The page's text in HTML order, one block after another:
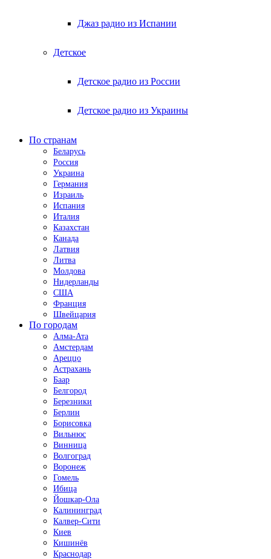
Джаз радио из Испании
Детское
Детское радио из России
Детское радио из Украины
По странам
Беларусь
Россия
Украина
Германия
Израиль
Испания
Италия
Казахстан
Канада
Латвия
Литва
Молдова
Нидерланды
США
Франция
Швейцария
По городам
Алма-Ата
Амстердам
Ареццо
Астрахань
Баар
Белгород
Березники
Берлин
Борисовка
Вильнюс
Винница
Волгоград
Воронеж
Гомель
Ибица
Йошкар-Ола
Калининград
Калвер-Сити
Киев
Кишинёв
Краснодар